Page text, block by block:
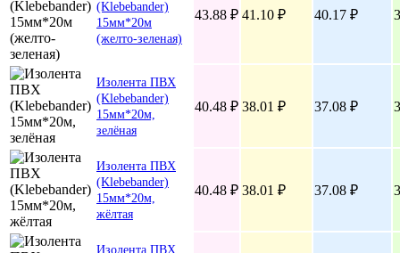
(Klebebander)
15мм*20м
(желто-зеленая)
43.88 ₽ 41.10 ₽ 40.17 ₽
Изолента ПВХ
(Klebebander)
15мм*20м,
зелёная
40.48 ₽ 38.01 ₽ 37.08 ₽
Изолента ПВХ
(Klebebander)
15мм*20м,
жёлтая
40.48 ₽ 38.01 ₽ 37.08 ₽
Изолента ПВХ